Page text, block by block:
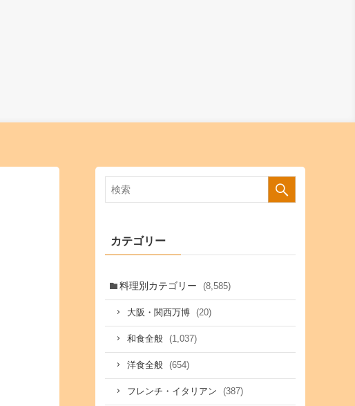
カテゴリー
料理別カテゴリー (8,585)
大阪・関西万博 (20)
和食全般 (1,037)
洋食全般 (654)
フレンチ・イタリアン (387)